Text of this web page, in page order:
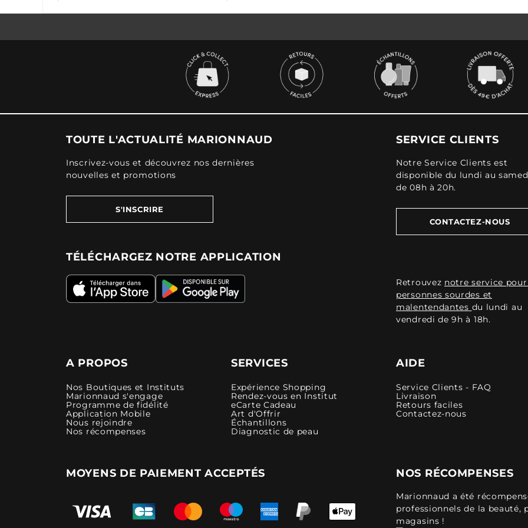
TOUTE L'ACTUALITÉ MARIONNAUD
Inscrivez-vous et découvrez nos dernières
nouvelles et promotions
S'INSCRIRE
TÉLÉCHARGEZ NOTRE APPLICATION
SERVICE CLIENTS
Notre Service Clients est
disponible du lundi au
de 08h à 20h.
CONTACTEZ-NOUS
Retrouvez notre service
personnes sourdes et
malentendantes du lundi au
vendredi de 9h à 18h.
A PROPOS
Nos Boutiques et Instituts
Marionnaud s'engage
Programme de fidélité
Application Mobile
Nous rejoindre
Nos récompenses
SERVICES
Expérience Shopping
Rendez-vous en Institut
eCarte Cadeau
Art d'Offrir
Échantillons
Diagnostic de peau
AIDE
Service Clients - FAQ
Livraison
Retours faciles
Contactez-nous
MOYENS DE PAIEMENT ACCEPTÉS NOS RÉCOMPENSES
Marionnaud a été
professionnels de la beauté,
magasins !